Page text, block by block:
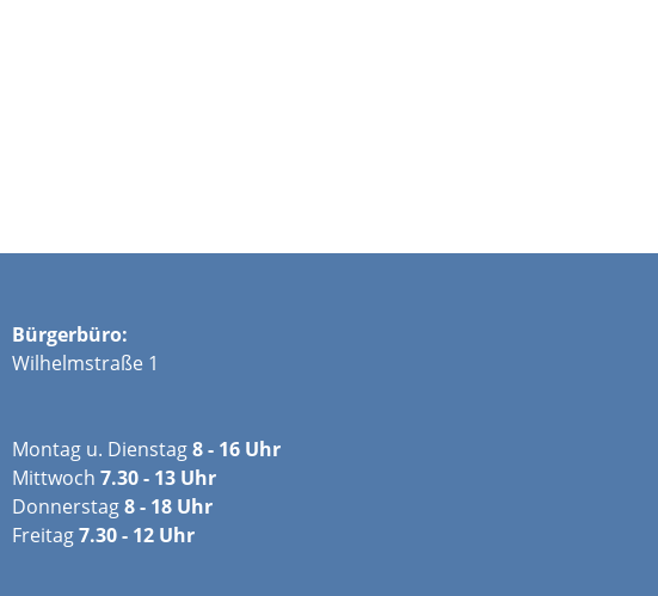
Bürgerbüro:
Wilhelmstraße 1
Montag u. Dienstag8 - 16 Uhr
Mittwoch 7.30 - 13 Uhr
Donnerstag8 - 18 Uhr
Freitag7.30 - 12 Uhr